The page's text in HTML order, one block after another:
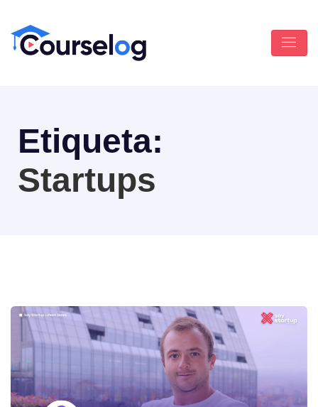
Etiqueta:
Startups